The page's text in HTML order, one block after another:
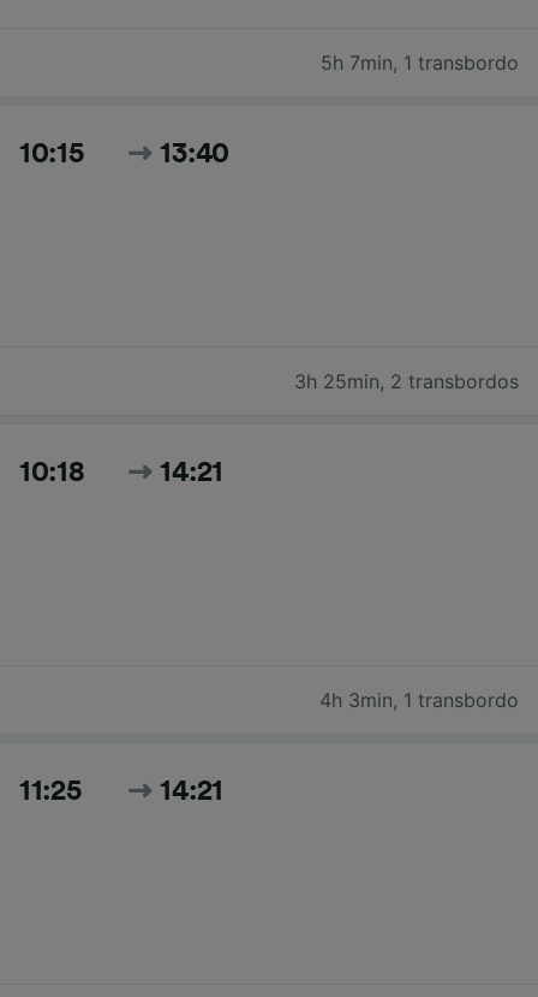
5h 7min, 1 transbordo
10:15 13:40
3h 25min, 2 transbordos
10:18 14:21
4h 3min, 1 transbordo
11:25 14:21